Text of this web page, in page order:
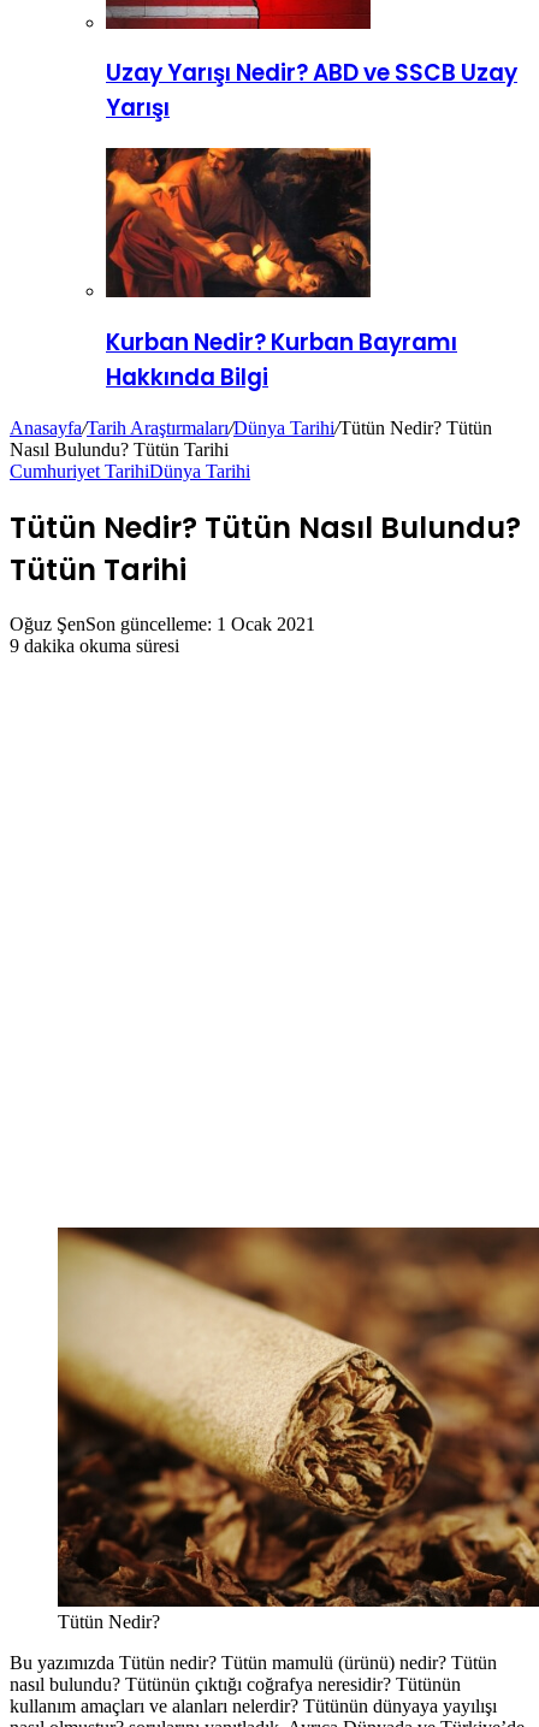
Uzay Yarışı Nedir? ABD ve SSCB Uzay
Yarışı
Kurban Nedir? Kurban Bayramı
Hakkında Bilgi
Anasayfa/Tarih Araştırmaları/Dünya Tarihi/Tütün Nedir? Tütün
Nasıl Bulundu? Tütün Tarihi
Cumhuriyet TarihiDünya Tarihi
Tütün Nedir? Tütün Nasıl Bulundu?
Tütün Tarihi
Oğuz ŞenSon güncelleme: 1 Ocak 2021
9 dakika okuma süresi
Tütün Nedir?
Bu yazımızda Tütün nedir? Tütün mamulü (ürünü) nedir? Tütün
nasıl bulundu? Tütünün çıktığı coğrafya neresidir? Tütünün
kullanım amaçları ve alanları nelerdir? Tütünün dünyaya yayılışı